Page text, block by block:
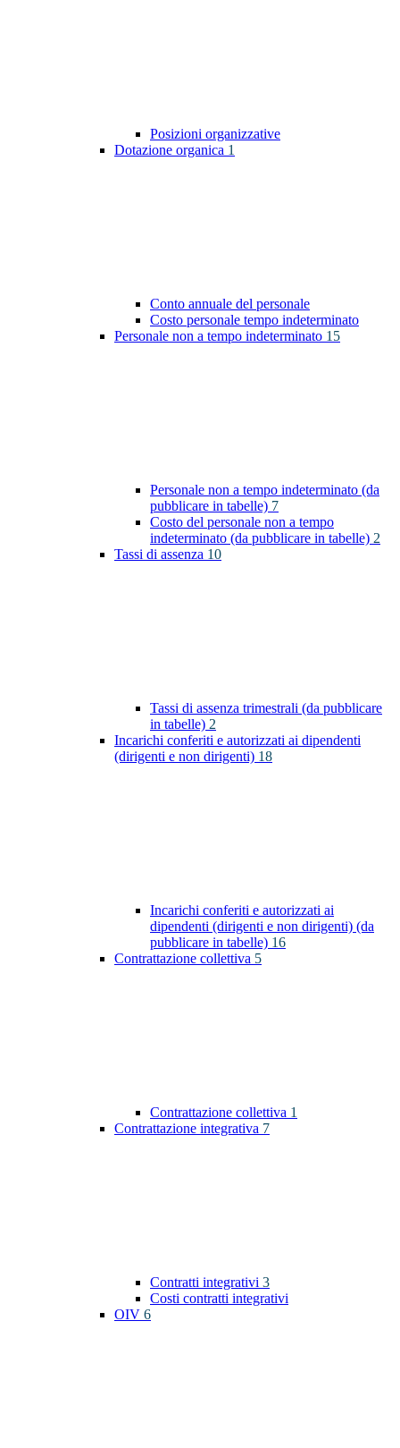
Posizioni organizzative
Dotazione organica 1
Conto annuale del personale
Costo personale tempo indeterminato
Personale non a tempo indeterminato 15
Personale non a tempo indeterminato (da
pubblicare in tabelle) 7
Costo del personale non a tempo
indeterminato (da pubblicare in tabelle) 2
Tassi di assenza 10
Tassi di assenza trimestrali (da pubblicare
in tabelle) 2
Incarichi conferiti e autorizzati ai dipendenti
(dirigenti e non dirigenti) 18
Incarichi conferiti e autorizzati ai
dipendenti (dirigenti e non dirigenti) (da
pubblicare in tabelle) 16
Contrattazione collettiva 5
Contrattazione collettiva 1
Contrattazione integrativa 7
Contratti integrativi 3
Costi contratti integrativi
OIV 6